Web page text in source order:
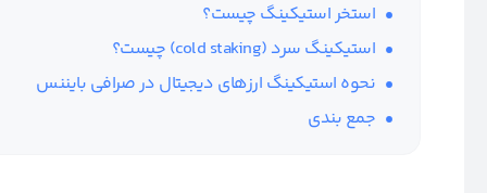
استخر استیکینگ چیست؟
استیکینگ سرد (cold staking) چیست؟
نحوه استیکینگ ارزهای دیجیتال در صرافی بایننس
جمع بندی